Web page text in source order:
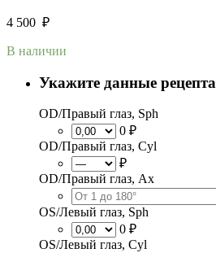
4 500 ₽
В наличии
Укажите данные рецепта
OD/Правый глаз, Sph
0 ₽
OD/Правый глаз, Cyl
₽
OD/Правый глаз, Ax
OS/Левый глаз, Sph
0 ₽
OS/Левый глаз, Cyl